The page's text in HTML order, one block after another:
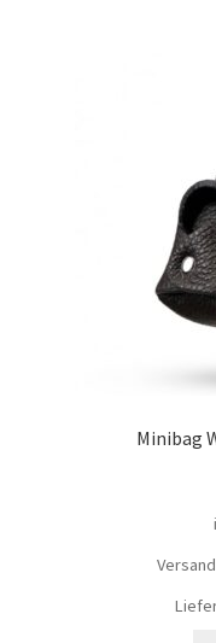
Minibag